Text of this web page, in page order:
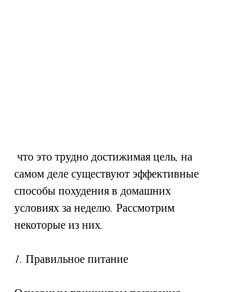
самом деле существуют эффективные
способы похудения в домашних
условиях за неделю. Рассмотрим
некоторые из них.
1. Правильное питание